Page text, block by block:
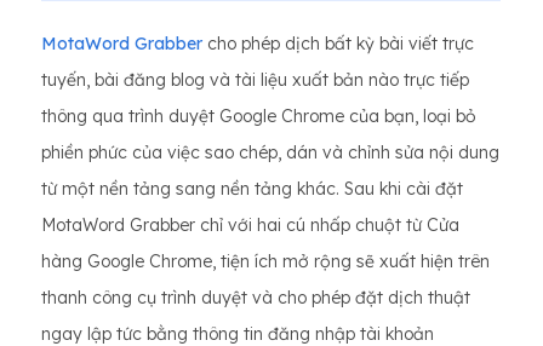
MotaWord Grabber cho phép dịch bất kỳ bài viết trực
tuyến, bài đăng blog và tài liệu xuất bản nào trực tiếp
thông qua trình duyệt Google Chrome của bạn, loại bỏ
phiền phức của việc sao chép, dán và chỉnh sửa nội dung
từ một nền tảng sang nền tảng khác. Sau khi cài đặt
MotaWord Grabber chỉ với hai cú nhấp chuột từ Cửa
hàng Google Chrome, tiện ích mở rộng sẽ xuất hiện trên
thanh công cụ trình duyệt và cho phép đặt dịch thuật
ngay lập tức bằng thông tin đăng nhập tài khoản